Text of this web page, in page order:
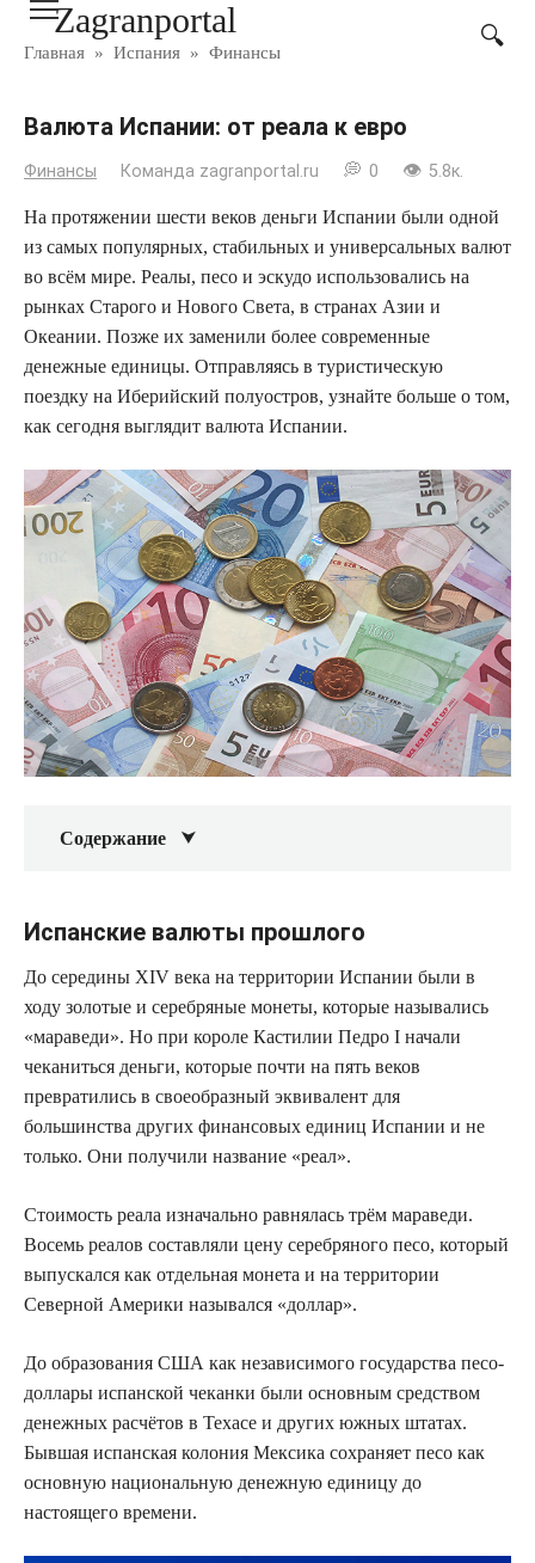
ПерейтиZagranportal
Главная » Испания » Финансы
Валюта Испании: от реала к евро
Финансы Команда zagranportal.ru 0 5.8к.
На протяжении шести веков деньги Испании были одной
из самых популярных, стабильных и универсальных валют
во всём мире. Реалы, песо и эскудо использовались на
рынках Старого и Нового Света, в странах Азии и
Океании. Позже их заменили более современные
денежные единицы. Отправляясь в туристическую
поездку на Иберийский полуостров, узнайте больше о том,
как сегодня выглядит валюта Испании.
Содержание
Испанские валюты прошлого
До середины XIV века на территории Испании были в
ходу золотые и серебряные монеты, которые назывались
«мараведи». Но при короле Кастилии Педро I начали
чеканиться деньги, которые почти на пять веков
превратились в своеобразный эквивалент для
большинства других финансовых единиц Испании и не
только. Они получили название «реал».
Стоимость реала изначально равнялась трём мараведи.
Восемь реалов составляли цену серебряного песо, который
выпускался как отдельная монета и на территории
Северной Америки назывался «доллар».
До образования США как независимого государства песо-
доллары испанской чеканки были основным средством
денежных расчётов в Техасе и других южных штатах.
Бывшая испанская колония Мексика сохраняет песо как
основную национальную денежную единицу до
настоящего времени.